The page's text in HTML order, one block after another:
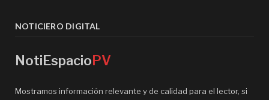
NOTICIERO DIGITAL
NotiEspacio PV
Mostramos información relevante y de calidad para el lector, si